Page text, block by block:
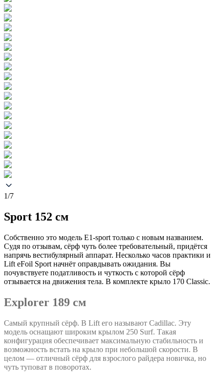
1/7
Sport 152 см
Собственно это модель E1-sport только с новым названием.
Судя по отзывам, сёрф чуть более требовательный, придётся
напрячь вестибулярный аппарат. Несколько часов практики и
Lift eFoil Sport начнёт оправдывать ожидания. Вы
почувствуете податливость и чуткость с которой сёрф
отзывается на движения тела. В комплекте крыло 170 Classic.
Explorer 189 см
Самый крупный сёрф. В Lift его называют Cadillac. Эту
модель оснащают широким крылом 250 Surf. Такая
конфигурация обеспечивает максимальную стабильность и
возможность встать на крыло при небольшой скорости. В
целом — отличный сёрф для взрослого райдера новичка, но
чуть туповат в поворотах.